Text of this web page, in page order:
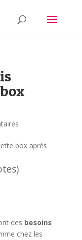
des besoins
chez les